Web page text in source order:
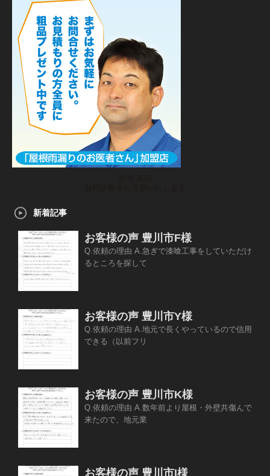
新着記事
お客様の声 豊川市F様
Q.依頼の理由 A.急ぎで漆喰工事をしていただけ
るところを探して
お客様の声 豊川市Y様
Q.依頼の理由 A.地元で長くやっているので信用
できる（以前フリ
お客様の声 豊川市K様
Q.依頼の理由 A.数年前より屋根・外壁共傷んで
来たので、地元業
お客様の声 豊川市I様